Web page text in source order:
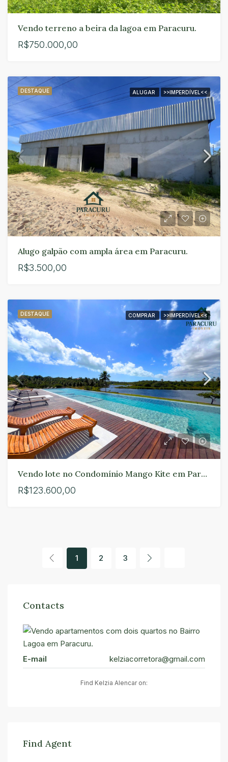
Vendo terreno a beira da lagoa em Paracuru.
R$750.000,00
DESTAQUE ALUGAR >>IMPERDÍVEL<<
Alugo galpão com ampla área em Paracuru.
R$3.500,00
DESTAQUE COMPRAR >>IMPERDÍVEL<<
Vendo lote no Condomínio Mango Kite em Paracuru
R$123.600,00
1 2 3
Contacts
E-mail kelziacorretora@gmail.com
Find Kelzia Alencar on:
Find Agent